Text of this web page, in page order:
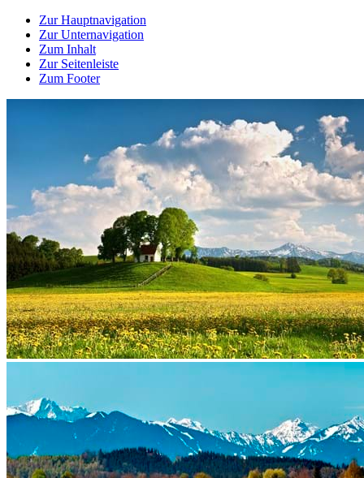
Zur Hauptnavigation
Zur Unternavigation
Zum Inhalt
Zur Seitenleiste
Zum Footer